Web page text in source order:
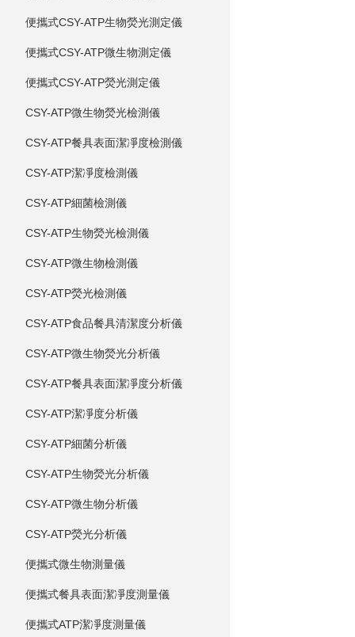
便攜式CSY-ATP生物熒光測定儀
便攜式CSY-ATP微生物測定儀
便攜式CSY-ATP熒光測定儀
CSY-ATP微生物熒光檢測儀
CSY-ATP餐具表面潔凈度檢測儀
CSY-ATP潔凈度檢測儀
CSY-ATP細菌檢測儀
CSY-ATP生物熒光檢測儀
CSY-ATP微生物檢測儀
CSY-ATP熒光檢測儀
CSY-ATP食品餐具清潔度分析儀
CSY-ATP微生物熒光分析儀
CSY-ATP餐具表面潔凈度分析儀
CSY-ATP潔凈度分析儀
CSY-ATP細菌分析儀
CSY-ATP生物熒光分析儀
CSY-ATP微生物分析儀
CSY-ATP熒光分析儀
便攜式微生物測量儀
便攜式餐具表面潔凈度測量儀
便攜式ATP潔凈度測量儀